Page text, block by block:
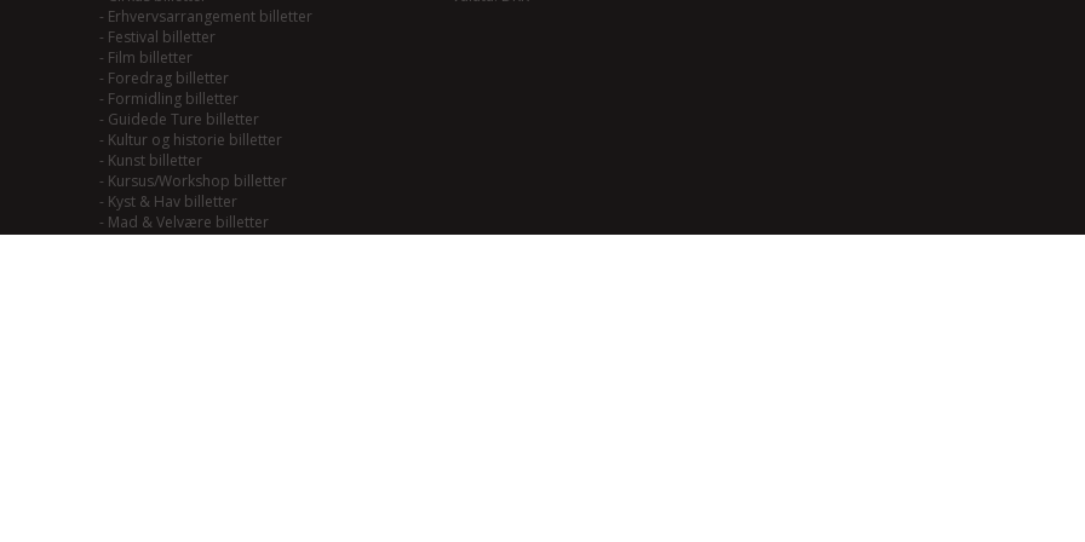
- Erhvervsarrangement billetter
- Festival billetter
- Film billetter
- Foredrag billetter
- Formidling billetter
- Guidede Ture billetter
- Kultur og historie billetter
- Kunst billetter
- Kursus/Workshop billetter
- Kyst & Hav billetter
- Mad & Velvære billetter